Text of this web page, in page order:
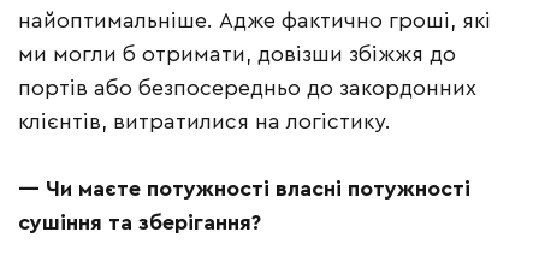
найоптимальніше. Адже фактично гроші, які
ми могли б отримати, довізши збіжжя до
портів або безпосередньо до закордонних
клієнтів, витратилися на логістику.
— Чи маєте потужності власні потужності
сушіння та зберігання?